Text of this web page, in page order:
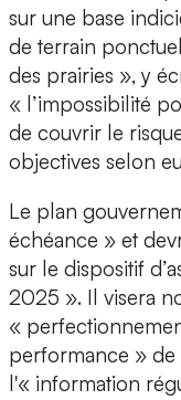
sur une base
de terrain
des prairies », y
« l’impossibilité
de couvrir le
objectives selon
Le plan
échéance » et
sur le dispositif
2025 ». Il visera
«
performance » de
l'« information